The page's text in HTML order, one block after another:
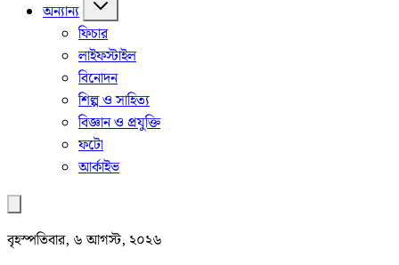
অন্যান্য
ফিচার
লাইফস্টাইল
বিনোদন
শিল্প ও সাহিত্য
বিজ্ঞান ও প্রযুক্তি
ফটো
আর্কাইভ
বৃহস্পতিবার, ৬ আগস্ট, ২০২৬